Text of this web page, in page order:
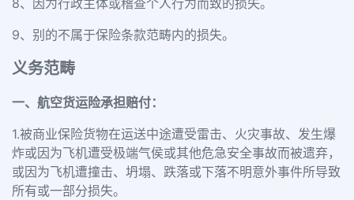
8、因为行政主体或稽查个人行为而致的损失。
9、别的不属于保险条款范畴内的损失。
义务范畴
一、航空货运险承担赔付：
1.被商业保险货物在运送中途遭受雷击、火灾事故、发生爆
炸或因为飞机遭受极端气侯或其他危急安全事故而被遗弃，
或因为飞机遭撞击、坍塌、跌落或下落不明意外事件所导致
所有或一部分损失。